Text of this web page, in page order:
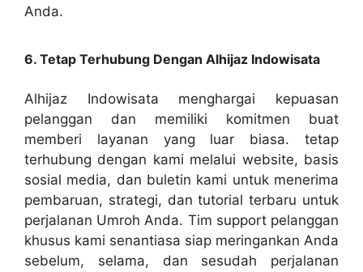
Anda.
6. Tetap Terhubung Dengan Alhijaz Indowisata
Alhijaz Indowisata menghargai kepuasan
pelanggan dan memiliki komitmen buat
memberi layanan yang luar biasa. tetap
terhubung dengan kami melalui website, basis
sosial media, dan buletin kami untuk menerima
pembaruan, strategi, dan tutorial terbaru untuk
perjalanan Umroh Anda. Tim support pelanggan
khusus kami senantiasa siap meringankan Anda
sebelum, selama, dan sesudah perjalanan